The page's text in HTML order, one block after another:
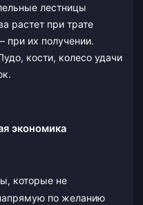
лестницы
растет при трате
при их получении.
кости, колесо удачи
экономика
которые не
по желанию